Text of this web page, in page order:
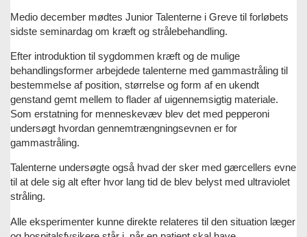
Medio december mødtes Junior Talenterne i Greve til forløbets
sidste seminardag om kræft og strålebehandling.
Efter introduktion til sygdommen kræft og de mulige
behandlingsformer arbejdede talenterne med gammastråling til
bestemmelse af position, størrelse og form af en ukendt
genstand gemt mellem to flader af uigennemsigtig materiale.
Som erstatning for menneskevæv blev det med pepperoni
undersøgt hvordan gennemtrængningsevnen er for
gammastråling.
Talenterne undersøgte også hvad der sker med gærcellers evne
til at dele sig alt efter hvor lang tid de blev belyst med ultraviolet
stråling.
Alle eksperimenter kunne direkte relateres til den situation læger